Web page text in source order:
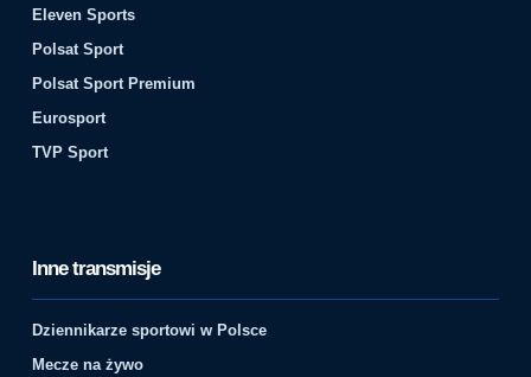
Eleven Sports
Polsat Sport
Polsat Sport Premium
Eurosport
TVP Sport
Inne transmisje
Dziennikarze sportowi w Polsce
Mecze na żywo